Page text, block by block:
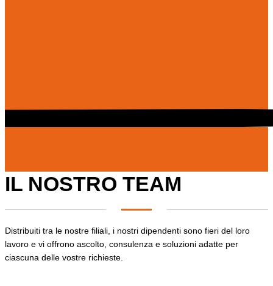
IL NOSTRO TEAM
Distribuiti tra le nostre filiali, i nostri dipendenti sono fieri del loro
lavoro e vi offrono ascolto, consulenza e soluzioni adatte per
ciascuna delle vostre richieste.